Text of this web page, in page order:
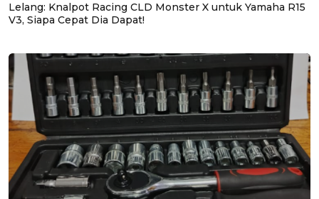
Lelang: Knalpot Racing CLD Monster X untuk Yamaha R15
V3, Siapa Cepat Dia Dapat!